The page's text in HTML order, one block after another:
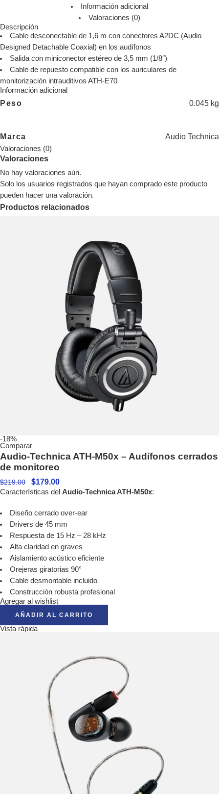
Información adicional
Valoraciones (0)
Descripción
Cable desconectable de 1,6 m con conectores A2DC (Audio
Designed Detachable Coaxial) en los audífonos
Salida con miniconector estéreo de 3,5 mm (1/8″)
Cable de repuesto compatible con los auriculares de
monitorización intrauditivos ATH-E70
Información adicional
Peso 0.045 kg
Marca Audio Technica
Valoraciones (0)
Valoraciones
No hay valoraciones aún.
Solo los usuarios registrados que hayan comprado este producto
pueden hacer una valoración.
Productos relacionados
-18%
Comparar
Audio-Technica ATH-M50x – Audífonos cerrados
de monitoreo
$219.00 $179.00
Características del Audio-Technica ATH-M50x:
Diseño cerrado over-ear
Drivers de 45 mm
Respuesta de 15 Hz – 28 kHz
Alta claridad en graves
Aislamiento acústico eficiente
Orejeras giratorias 90°
Cable desmontable incluido
Construcción robusta profesional
Agregar al wishlist
AÑADIR AL CARRITO
Vista rápida